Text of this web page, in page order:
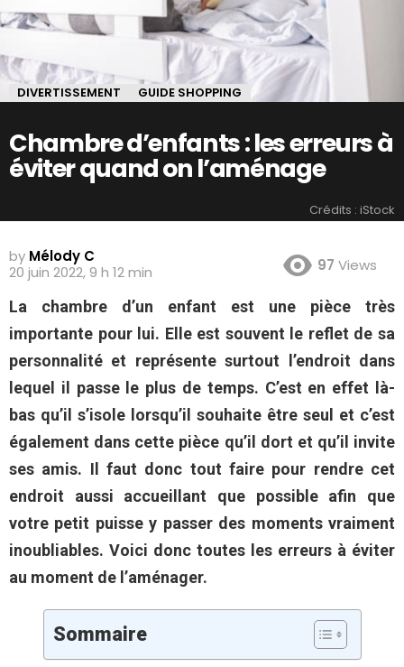
DIVERTISSEMENT GUIDE SHOPPING
Chambre d’enfants : les erreurs à
éviter quand on l’aménage
Crédits : iStock
by Mélody C
20 juin 2022, 9 h 12 min
97 Views
La chambre d’un enfant est une pièce très
importante pour lui. Elle est souvent le reflet de sa
personnalité et représente surtout l’endroit dans
lequel il passe le plus de temps. C’est en effet là-
bas qu’il s’isole lorsqu’il souhaite être seul et c’est
également dans cette pièce qu’il dort et qu’il invite
ses amis. Il faut donc tout faire pour rendre cet
endroit aussi accueillant que possible afin que
votre petit puisse y passer des moments vraiment
inoubliables. Voici donc toutes les erreurs à éviter
au moment de l’aménager.
Sommaire